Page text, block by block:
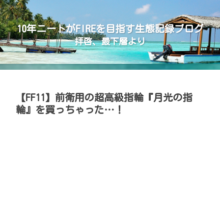
10年ニートがFIREを目指す生態記録ブログ
拝啓、最下層より
【FF11】前衛用の超高級指輪『月光の指
輪』を買っちゃった…！